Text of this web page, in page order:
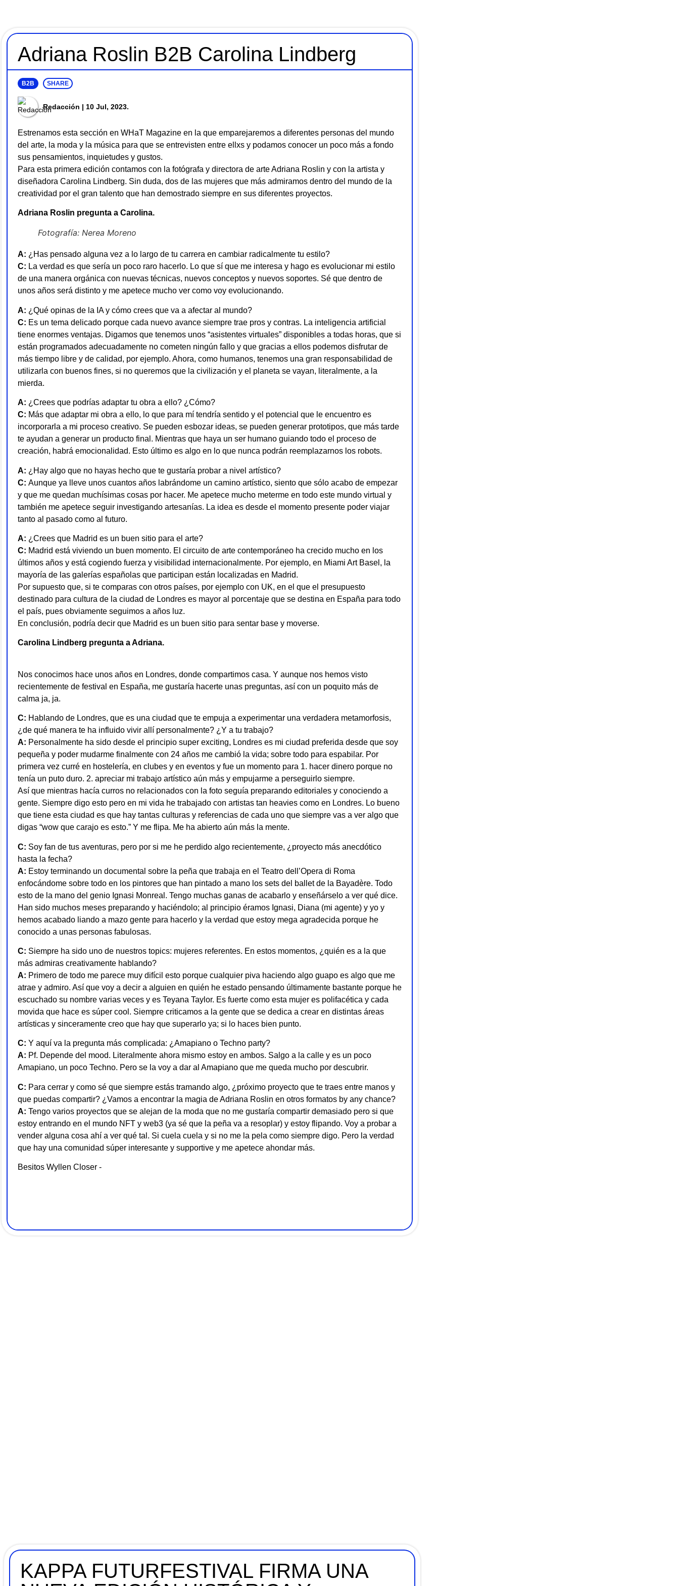
Adriana Roslin B2B Carolina Lindberg
B2B SHARE
Redacción | 10 Jul, 2023.
Estrenamos esta sección en WHaT Magazine en la que emparejaremos a diferentes personas del mundo
del arte, la moda y la música para que se entrevisten entre ellxs y podamos conocer un poco más a fondo
sus pensamientos, inquietudes y gustos.
Para esta primera edición contamos con la fotógrafa y directora de arte Adriana Roslin y con la artista y
diseñadora Carolina Lindberg. Sin duda, dos de las mujeres que más admiramos dentro del mundo de la
creatividad por el gran talento que han demostrado siempre en sus diferentes proyectos.
Adriana Roslin pregunta a Carolina.
Fotografía: Nerea Moreno
A: ¿Has pensado alguna vez a lo largo de tu carrera en cambiar radicalmente tu estilo?
C: La verdad es que sería un poco raro hacerlo. Lo que sí que me interesa y hago es evolucionar mi estilo
de una manera orgánica con nuevas técnicas, nuevos conceptos y nuevos soportes. Sé que dentro de
unos años será distinto y me apetece mucho ver como voy evolucionando.
A: ¿Qué opinas de la IA y cómo crees que va a afectar al mundo?
C: Es un tema delicado porque cada nuevo avance siempre trae pros y contras. La inteligencia artificial
tiene enormes ventajas. Digamos que tenemos unos “asistentes virtuales” disponibles a todas horas, que si
están programados adecuadamente no cometen ningún fallo y que gracias a ellos podemos disfrutar de
más tiempo libre y de calidad, por ejemplo. Ahora, como humanos, tenemos una gran responsabilidad de
utilizarla con buenos fines, si no queremos que la civilización y el planeta se vayan, literalmente, a la
mierda.
A: ¿Crees que podrías adaptar tu obra a ello? ¿Cómo?
C: Más que adaptar mi obra a ello, lo que para mí tendría sentido y el potencial que le encuentro es
incorporarla a mi proceso creativo. Se pueden esbozar ideas, se pueden generar prototipos, que más tarde
te ayudan a generar un producto final. Mientras que haya un ser humano guiando todo el proceso de
creación, habrá emocionalidad. Esto último es algo en lo que nunca podrán reemplazarnos los robots.
A: ¿Hay algo que no hayas hecho que te gustaría probar a nivel artístico?
C: Aunque ya lleve unos cuantos años labrándome un camino artístico, siento que sólo acabo de empezar
y que me quedan muchísimas cosas por hacer. Me apetece mucho meterme en todo este mundo virtual y
también me apetece seguir investigando artesanías. La idea es desde el momento presente poder viajar
tanto al pasado como al futuro.
A: ¿Crees que Madrid es un buen sitio para el arte?
C: Madrid está viviendo un buen momento. El circuito de arte contemporáneo ha crecido mucho en los
últimos años y está cogiendo fuerza y visibilidad internacionalmente. Por ejemplo, en Miami Art Basel, la
mayoría de las galerías españolas que participan están localizadas en Madrid.
Por supuesto que, si te comparas con otros países, por ejemplo con UK, en el que el presupuesto
destinado para cultura de la ciudad de Londres es mayor al porcentaje que se destina en España para todo
el país, pues obviamente seguimos a años luz.
En conclusión, podría decir que Madrid es un buen sitio para sentar base y moverse.
Carolina Lindberg pregunta a Adriana.
Nos conocimos hace unos años en Londres, donde compartimos casa. Y aunque nos hemos visto
recientemente de festival en España, me gustaría hacerte unas preguntas, así con un poquito más de
calma ja, ja.
C: Hablando de Londres, que es una ciudad que te empuja a experimentar una verdadera metamorfosis,
¿de qué manera te ha influido vivir allí personalmente? ¿Y a tu trabajo?
A: Personalmente ha sido desde el principio super exciting, Londres es mi ciudad preferida desde que soy
pequeña y poder mudarme finalmente con 24 años me cambió la vida; sobre todo para espabilar. Por
primera vez curré en hostelería, en clubes y en eventos y fue un momento para 1. hacer dinero porque no
tenía un puto duro. 2. apreciar mi trabajo artístico aún más y empujarme a perseguirlo siempre.
Así que mientras hacía curros no relacionados con la foto seguía preparando editoriales y conociendo a
gente. Siempre digo esto pero en mi vida he trabajado con artistas tan heavies como en Londres. Lo bueno
que tiene esta ciudad es que hay tantas culturas y referencias de cada uno que siempre vas a ver algo que
digas “wow que carajo es esto.” Y me flipa. Me ha abierto aún más la mente.
C: Soy fan de tus aventuras, pero por si me he perdido algo recientemente, ¿proyecto más anecdótico
hasta la fecha?
A: Estoy terminando un documental sobre la peña que trabaja en el Teatro dell’Opera di Roma
enfocándome sobre todo en los pintores que han pintado a mano los sets del ballet de la Bayadère. Todo
esto de la mano del genio Ignasi Monreal. Tengo muchas ganas de acabarlo y enseñárselo a ver qué dice.
Han sido muchos meses preparando y haciéndolo; al principio éramos Ignasi, Diana (mi agente) y yo y
hemos acabado liando a mazo gente para hacerlo y la verdad que estoy mega agradecida porque he
conocido a unas personas fabulosas.
C: Siempre ha sido uno de nuestros topics: mujeres referentes. En estos momentos, ¿quién es a la que
más admiras creativamente hablando?
A: Primero de todo me parece muy difícil esto porque cualquier piva haciendo algo guapo es algo que me
atrae y admiro. Así que voy a decir a alguien en quién he estado pensando últimamente bastante porque he
escuchado su nombre varias veces y es Teyana Taylor. Es fuerte como esta mujer es polifacética y cada
movida que hace es súper cool. Siempre criticamos a la gente que se dedica a crear en distintas áreas
artísticas y sinceramente creo que hay que superarlo ya; si lo haces bien punto.
C: Y aquí va la pregunta más complicada: ¿Amapiano o Techno party?
A: Pf. Depende del mood. Literalmente ahora mismo estoy en ambos. Salgo a la calle y es un poco
Amapiano, un poco Techno. Pero se la voy a dar al Amapiano que me queda mucho por descubrir.
C: Para cerrar y como sé que siempre estás tramando algo, ¿próximo proyecto que te traes entre manos y
que puedas compartir? ¿Vamos a encontrar la magia deAdriana Roslin en otros formatos by any chance?
A: Tengo varios proyectos que se alejan de la moda que no me gustaría compartir demasiado pero si que
estoy entrando en el mundo NFT y web3 (ya sé que la peña va a resoplar) y estoy flipando. Voy a probar a
vender alguna cosa ahí a ver qué tal. Si cuela cuela y si no me la pela como siempre digo. Pero la verdad
que hay una comunidad súper interesante y supportive y me apetece ahondar más.
Besitos Wyllen Closer -
KAPPA FUTURFESTIVAL FIRMA UNA